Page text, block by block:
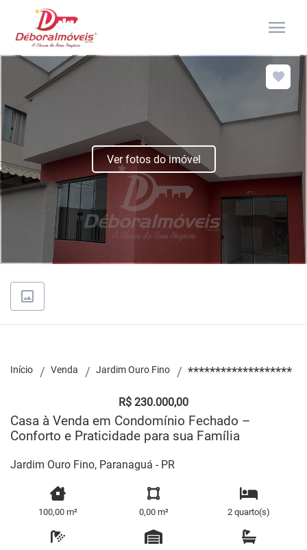
menu
Ver fotos do imóvel
Início Venda Jardim Ouro Fino *******************
R$ 230.000,00
Casa à Venda em Condomínio Fechado –
Conforto e Praticidade para sua Família
Jardim Ouro Fino, Paranaguá - PR
100,00 m² 0,00 m² 2 quarto(s)